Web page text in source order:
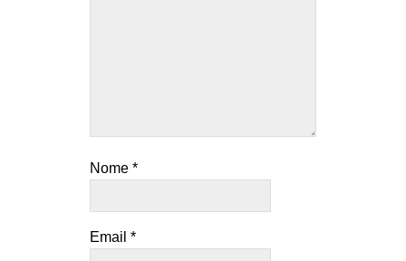
Nome *
Email *